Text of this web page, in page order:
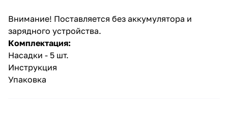
Внимание! Поставляется без аккумулятора и
зарядного устройства.
Комплектация:
Насадки - 5 шт.
Инструкция
Упаковка